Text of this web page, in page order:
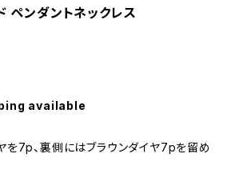
ンダントネックレス
available
を7p、裏側にはブラウンダイヤ7pを留め